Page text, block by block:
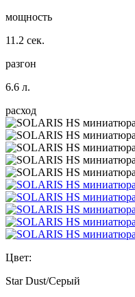
мощность
11.2 сек.
разгон
6.6 л.
расход
Цвет:
Star Dust/Серый